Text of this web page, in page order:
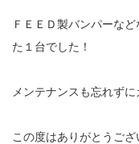
ＦＥＥＤ製バンパーな
た１台でした！
メンテナンスも忘れず
この度はありがとうござ